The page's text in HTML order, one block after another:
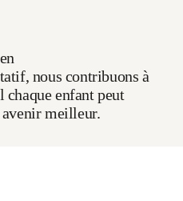
nous contribuons à
chaque enfant peut
avenir meilleur.